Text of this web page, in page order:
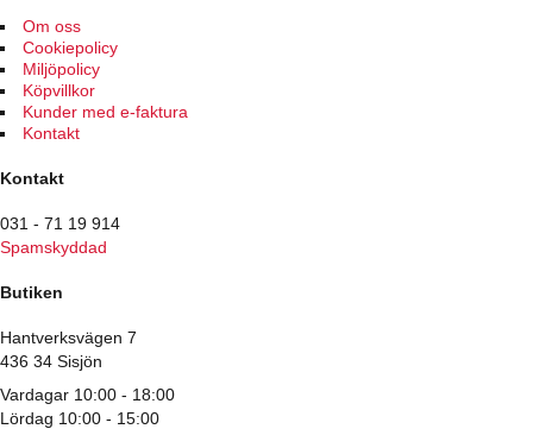
produktsidan
Om oss
Cookiepolicy
Miljöpolicy
Köpvillkor
Kunder med e-faktura
Kontakt
Kontakt
031 - 71 19 914
Spamskyddad
Butiken
Hantverksvägen 7
436 34 Sisjön
Vardagar 10:00 - 18:00
Lördag 10:00 - 15:00